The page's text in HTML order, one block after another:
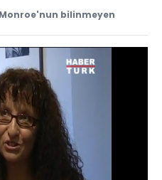
Monroe'nun bilinmeyen